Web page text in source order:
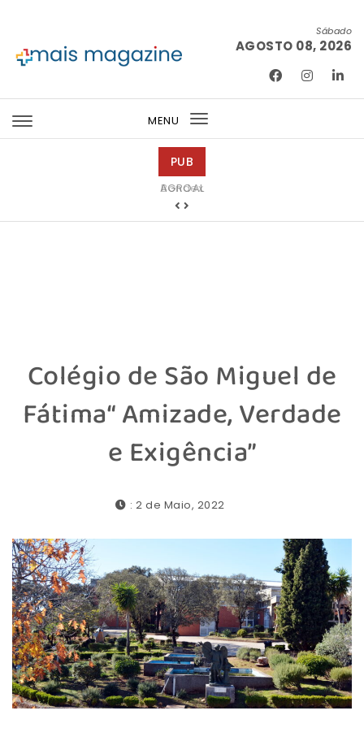
Sábado
AGOSTO 08, 2026
MENU
Toggle
PUB
Bondex
Colégio de São Miguel de
Fátima“ Amizade, Verdade
e Exigência”
: 2 de Maio, 2022